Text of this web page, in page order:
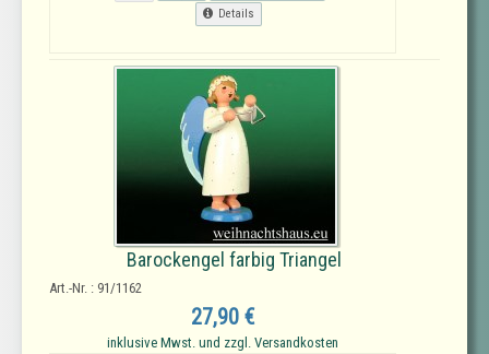
Details
Barockengel farbig Triangel
Art.-Nr. : 91/1162
27,90 €
inklusive Mwst. und zzgl. Versandkosten